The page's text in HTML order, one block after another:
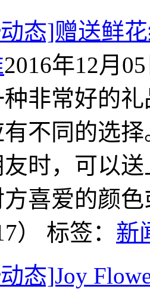
态]赠送鲜
2016年12月
非常好的
有不同的选
时，可以
喜爱的颜
） 标签： 新
态]Joy